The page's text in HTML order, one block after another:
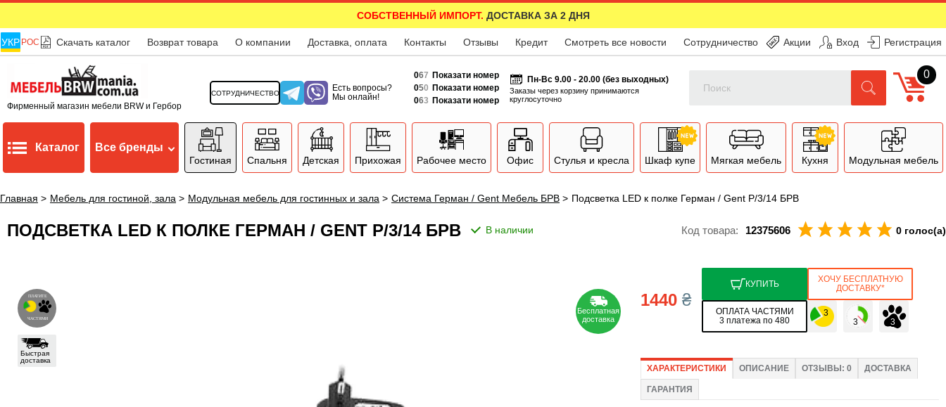
СОБСТВЕННЫЙ ИМПОРТ. ДОСТАВКА ЗА 2 ДНЯ
УКР РОС Скачать каталог Возврат товара О компании Доставка, оплата Контакты Отзывы Кредит Смотреть все новости Сотрудничество Акции Вход Регистрация
Фирменный магазин мебели BRW и Гербор
СОТРУДНИЧЕСТВО
Есть вопросы?
Мы онлайн!
067 Показати номер
050 Показати номер
063 Показати номер
Пн-Вс 9.00 - 20.00 (без выходных)
Заказы через корзину принимаются
круглосуточно
0
Каталог Все бренды
Гостиная Спальня Детская Прихожая Рабочее место Офис Стулья и кресла Шкаф купе Мягкая мебель Кухня Модульная мебель
Главная > Мебель для гостиной, зала > Модульная мебель для гостинных и зала > Система Герман / Gent Мебель БРВ > Подсветка LED к полке Герман / Gent P/3/14 БРВ
ПОДСВЕТКА LED К ПОЛКЕ ГЕРМАН / GENT P/3/14 БРВ Код товара: 12375606 0 голос(а)
1440₴
КУПИТЬ
ХОЧУ БЕСПЛАТНУЮ
ДОСТАВКУ*
ОПЛАТА ЧАСТЯМИ
3 платежа по 480
ХАРАКТЕРИСТИКИ ОПИСАНИЕ ОТЗЫВЫ: 0 ДОСТАВКА
ГАРАНТИЯ